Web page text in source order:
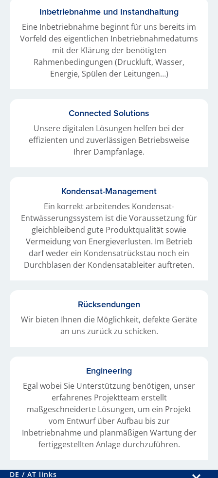
Inbetriebnahme und Instandhaltung
Eine Inbetriebnahme beginnt für uns bereits im
Vorfeld des eigentlichen Inbetriebnahmedatums
mit der Klärung der benötigten
Rahmenbedingungen (Druckluft, Wasser,
Energie, Spülen der Leitungen…)
Connected Solutions
Unsere digitalen Lösungen helfen bei der
effizienten und zuverlässigen Betriebsweise
Ihrer Dampfanlage.
Kondensat-Management
Ein korrekt arbeitendes Kondensat-
Entwässerungssystem ist die Voraussetzung für
gleichbleibend gute Produktqualität sowie
Vermeidung von Energieverlusten. Im Betrieb
darf weder ein Kondensatrückstau noch ein
Durchblasen der Kondensatableiter auftreten.
Rücksendungen
Wir bieten Ihnen die Möglichkeit, defekte Geräte
an uns zurück zu schicken.
Engineering
Egal wobei Sie Unterstützung benötigen, unser
erfahrenes Projektteam erstellt
maßgeschneiderte Lösungen, um ein Projekt
vom Entwurf über Aufbau bis zur
Inbetriebnahme und planmäßigen Wartung der
fertiggestellten Anlage durchzuführen.
DE / AT links